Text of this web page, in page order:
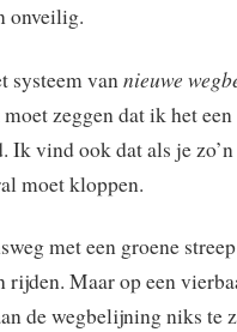
onveilig.
systeem vannieuwe
zeggen dat ik het
Ik vind ook dat als je
moet kloppen.
met een groene
rijden. Maar op een
de wegbelijning niks te